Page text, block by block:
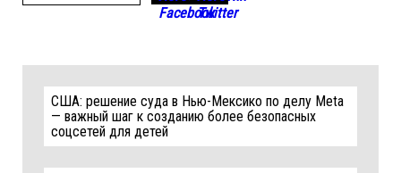
США: решение суда в Нью-Мексико по делу Meta
— важный шаг к созданию более безопасных
соцсетей для детей